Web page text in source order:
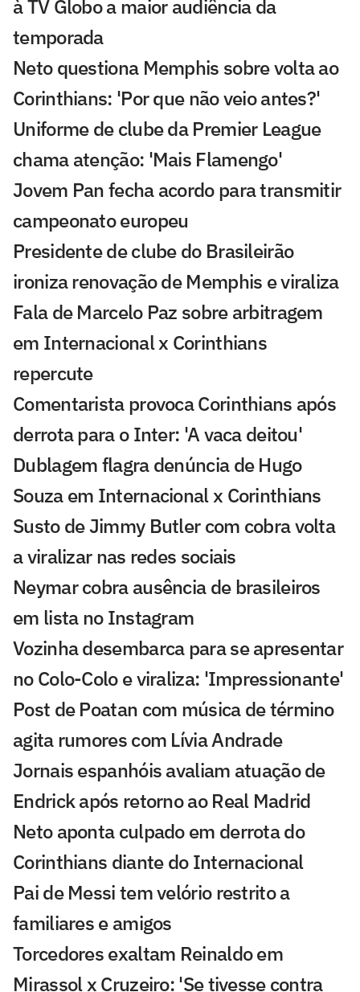
à TV Globo a maior audiência da
temporada
Neto questiona Memphis sobre volta ao
Corinthians: 'Por que não veio antes?'
Uniforme de clube da Premier League
chama atenção: 'Mais Flamengo'
Jovem Pan fecha acordo para transmitir
campeonato europeu
Presidente de clube do Brasileirão
ironiza renovação de Memphis e viraliza
Fala de Marcelo Paz sobre arbitragem
em Internacional x Corinthians
repercute
Comentarista provoca Corinthians após
derrota para o Inter: 'A vaca deitou'
Dublagem flagra denúncia de Hugo
Souza em Internacional x Corinthians
Susto de Jimmy Butler com cobra volta
a viralizar nas redes sociais
Neymar cobra ausência de brasileiros
em lista no Instagram
Vozinha desembarca para se apresentar
no Colo-Colo e viraliza: 'Impressionante'
Post de Poatan com música de término
agita rumores com Lívia Andrade
Jornais espanhóis avaliam atuação de
Endrick após retorno ao Real Madrid
Neto aponta culpado em derrota do
Corinthians diante do Internacional
Pai de Messi tem velório restrito a
familiares e amigos
Torcedores exaltam Reinaldo em
Mirassol x Cruzeiro: 'Se tivesse contra